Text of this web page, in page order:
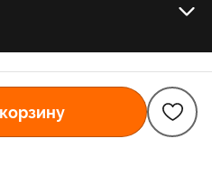
2017-2026
Slamdunk